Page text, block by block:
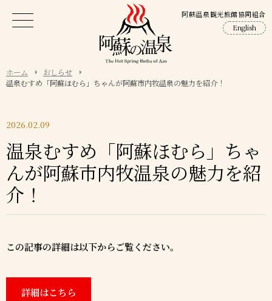
阿蘇温泉観光旅館協同組合
English
ホーム
おしらせ
温泉むすめ「阿蘇ほむら」ちゃんが阿蘇市内牧温泉の魅力を紹介！
2026.02.09
温泉むすめ「阿蘇ほむら」ちゃ
んが阿蘇市内牧温泉の魅力を紹
介！
この記事の詳細は以下からご覧ください。
詳細はこちら